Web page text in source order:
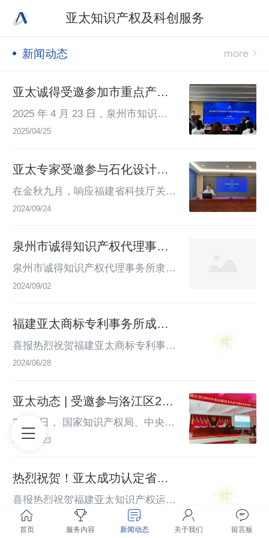
亚太知识产权及科创服务
新闻动态
亚太诚得受邀参加市重点产业
专利导航成果发布会
2025 年 4 月 23 日，泉州市知识产
权保护中心举办的 “数据赋能・知产
丰泽区华园北路 246 号泉州知创大
厦三层圆满举行，泉州市诚得知识产
权代理事务所作为行业代表受邀参加
识产权局）、中共泉州市委金融委员
会办公室等单位指导，泉州市知识产
2025/04/25
亚太专家受邀参与石化设计院2
024年全国科普日主题讲座
在金秋九月，响应福建省科技厅关于
2024年全国科普日普及推广活动的热
师、诉讼代理师，泉州市知识产权专
家库法律实务专家庄伟彬，受邀前往
福建省石油化学工业设计院有限公
一线技术人员带来了一场内容丰富的
讲座。此次受邀，不仅是对我司专利
2024/09/24
泉州市诚得知识产权代理事务
所
泉州市诚得知识产权代理事务所隶属
于亚太知识产权机构，诚得创立于20
客户需求，提供专利全流程服务，包
括专利的确权、行权、维权等服务，
公司位于泉州市丰泽区东海街道昌盛
+人员的资深专利流程团队，并与海
外多家律所、咨询服务机构建立稳固
合作关系，形成全方位的知识产权保
2024/09/02
福建亚太商标专利事务所成功
入选知名商标品牌评价咨询服
喜报热烈祝贺福建亚太商标专利事务
所有限公司成功入选知名商标品牌评
作管理办法》《知名商标品牌评价咨
询服务机构备案管理办法》有关规
定，中华商标协会经过初步审核，公
服务机构旗下企业福建亚太商标专利
事务所有限公司位列其中，获得开展
AAA级知名商标品牌评价咨询辅导业
务的资质！亚...
2024/06/28
亚太动态 | 受邀参与洛江区202
4年度高新技术企业申报业务培
训，圆满落幕！
3月26日， 国家知识产权局、中央宣
传部、市场监管总局等部门印发通
活动主题为“知识产权转化运用促进
高质量发展”，加强知识产权保护和
运用宣传教育，全面增强社会公众尊
重和保护知识产权的意识。同为推进
2024/04/23
热烈祝贺！亚太成功认定省级
技术转移机构！
喜报热烈祝贺福建亚太知识产权运营
有限公司成功认定省级技术转移机构
公示文件根据《福建省科学技术厅关
2023/12/15
首页
服务内容 新闻动态 关于我们 留言板